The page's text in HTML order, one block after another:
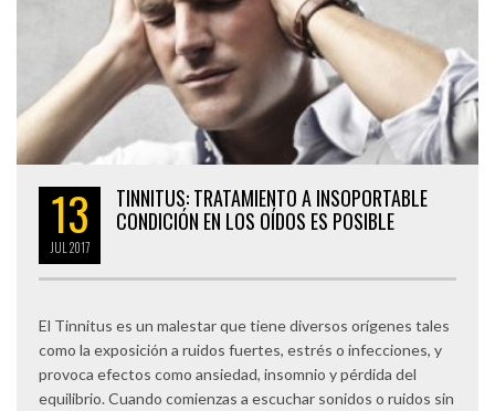
13
JUL 2017
TINNITUS: TRATAMIENTO A INSOPORTABLE
CONDICIÓN EN LOS OÍDOS ES POSIBLE
El Tinnitus es un malestar que tiene diversos orígenes tales
como la exposición a ruidos fuertes, estrés o infecciones, y
provoca efectos como ansiedad, insomnio y pérdida del
equilibrio. Cuando comienzas a escuchar sonidos o ruidos sin